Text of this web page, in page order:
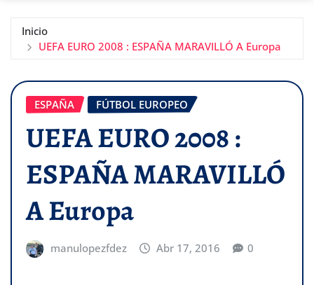
Inicio
UEFA EURO 2008 : ESPAÑA MARAVILLÓ A Europa
ESPAÑA FÚTBOL EUROPEO
UEFA EURO 2008 :
ESPAÑA MARAVILLÓ
A Europa
manulopezfdez Abr 17, 2016 0